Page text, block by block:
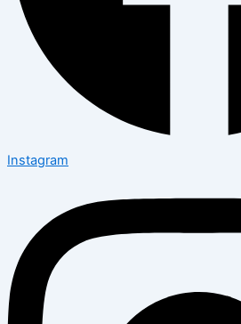
Instagram